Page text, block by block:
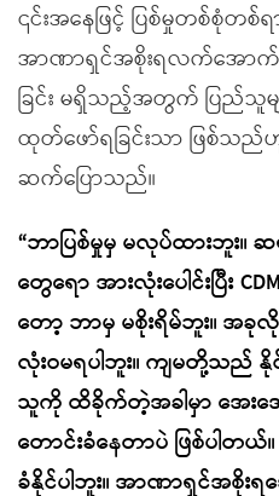
၎င်းအနေဖြင့် ပြစ်မှုတစ်စုံတစ်ရ
အာဏာရှင်အစိုးရလက်အော
ခြင်း မရှိသည့်အတွက် ပြည်သူ
ထုတ်ဖော်ရခြင်းသာ ဖြစ်သ
ဆက်ပြောသည်။
“ဘာပြစ်မှုမှ မလုပ်ထားဘူး။
တွေရော အားလုံးပေါင်းပြီး
တော့ ဘာမှ မစိုးရိမ်ဘူး။
လုံးဝမရပါဘူး။ ကျမတို့သည်
သူကို ထိခိုက်တဲ့အခါမှာ အေးအေး
တောင်းခံနေတာပဲ ဖြစ်ပါတယ်
ခံနိုင်ပါဘူး။ အာဏာရှင်အစို